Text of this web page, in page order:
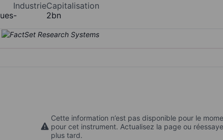
Industrie
-
Capitalisation
2bn
Cette information n’est pas disponible pour le
pour cet instrument. Actualisez la page ou
plus tard.